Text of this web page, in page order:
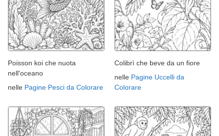
Poisson koi che nuota
nell'oceano
nelle Pagine Pesci da Colorare
Colibrì che beve da un fiore
nelle Pagine Uccelli da
Colorare